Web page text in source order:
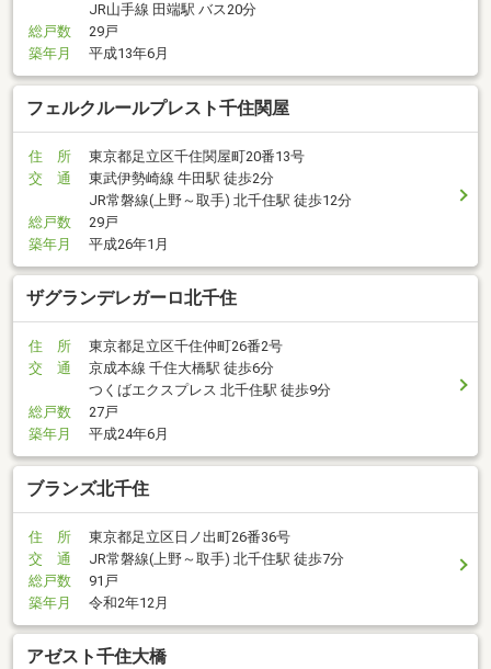
JR山手線 田端駅 バス20分
総戸数
29戸
築年月
平成13年6月
フェルクルールプレスト千住関屋
住 所
東京都足立区千住関屋町20番13号
交 通
東武伊勢崎線 牛田駅 徒歩2分
JR常磐線(上野～取手) 北千住駅 徒歩12分
総戸数
29戸
築年月
平成26年1月
ザグランデレガーロ北千住
住 所
東京都足立区千住仲町26番2号
交 通
京成本線 千住大橋駅 徒歩6分
つくばエクスプレス 北千住駅 徒歩9分
総戸数
27戸
築年月
平成24年6月
ブランズ北千住
住 所
東京都足立区日ノ出町26番36号
交 通
JR常磐線(上野～取手) 北千住駅 徒歩7分
総戸数
91戸
築年月
令和2年12月
アゼスト千住大橋